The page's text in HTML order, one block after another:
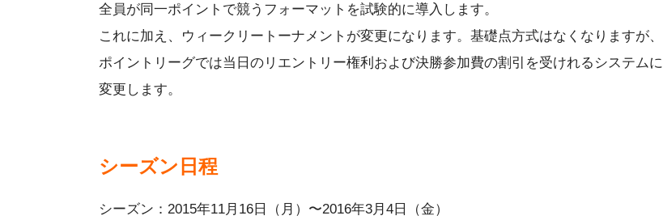
全員が同一ポイントで競うフォーマットを試験的に導入します。
これに加え、ウィークリートーナメントが変更になります。基礎点方式はなくなりますが、
ポイントリーグでは当日のリエントリー権利および決勝参加費の割引を受けれるシステムに
変更します。
シーズン日程
シーズン：2015年11月16日（月）〜2016年3月4日（金）